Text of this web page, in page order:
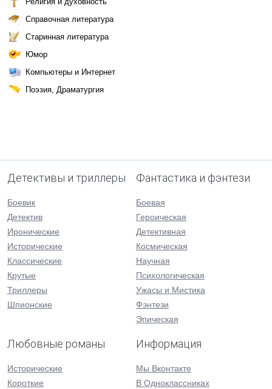
Справочная литература
Старинная литература
Юмор
Компьютеры и Интернет
Поэзия, Драматургия
Детективы и триллеры
Боевик
Детектив
Иронические
Исторические
Классические
Крутые
Триллеры
Шпионские
Фантастика и фэнтези
Боевая
Героическая
Детективная
Космическая
Научная
Психологическая
Ужасы и Мистика
Фэнтези
Эпическая
Любовные романы
Исторические
Короткие
Информация
Мы Вконтакте
В Одноклассниках